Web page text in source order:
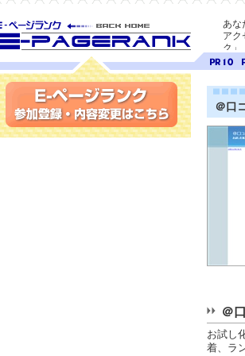
対策に E-ページ
ンク
あな
アク
ク」
ランク
10
9
＠口
＠
お試し
着、ラ
参加登録(無料)・内容変更